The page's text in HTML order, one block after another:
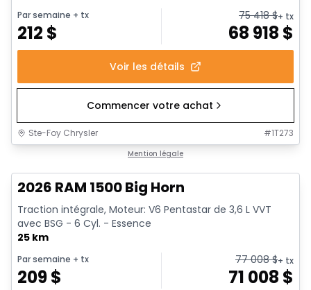
Par semaine + tx
212 $
75 418$+ tx
68 918 $
Voir les détails
Commencer votre achat
Ste-Foy Chrysler #1T273
Mention légale
2026 RAM 1500 Big Horn
Traction intégrale, Moteur: V6 Pentastar de 3,6 L VVT
avec BSG - 6 Cyl. - Essence
25 km
Par semaine + tx
209$
77 008$+ tx
71 008 $